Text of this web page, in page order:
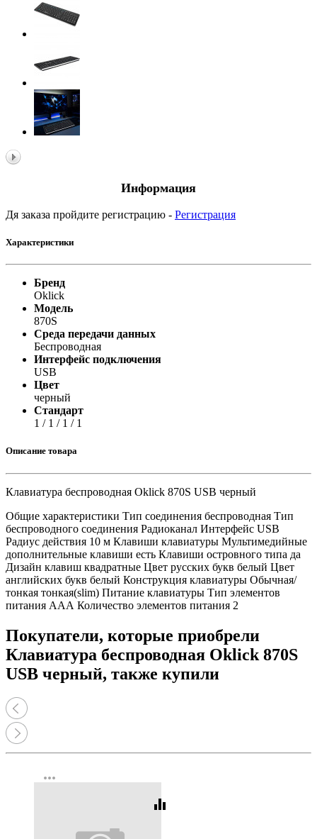
Информация
Дя заказа пройдите регистрацию - Регистрация
Характеристики
Бренд
Oklick
Модель
870S
Среда передачи данных
Беспроводная
Интерфейс подключения
USB
Цвет
черный
Стандарт
1 / 1 / 1 / 1
Описание товара
Клавиатура беспроводная Oklick 870S USB черный
Общие характеристики Тип соединения беспроводная Тип
беспроводного соединения Радиоканал Интерфейс USB
Радиус действия 10 м Клавиши клавиатуры Мультимедийные
дополнительные клавиши есть Клавиши островного типа да
Дизайн клавиш квадратные Цвет русских букв белый Цвет
английских букв белый Конструкция клавиатуры Обычная/
тонкая тонкая(slim) Питание клавиатуры Тип элементов
питания ААА Количество элементов питания 2
Покупатели, которые приобрели
Клавиатура беспроводная Oklick 870S
USB черный, также купили
more_horiz
equalizer